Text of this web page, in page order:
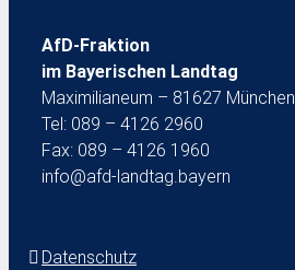
AfD-Fraktion
im Bayerischen Landtag
Maximilianeum – 81627 München
Tel: 089 – 4126 2960
Fax: 089 – 4126 1960
info@afd-landtag.bayern
Datenschutz